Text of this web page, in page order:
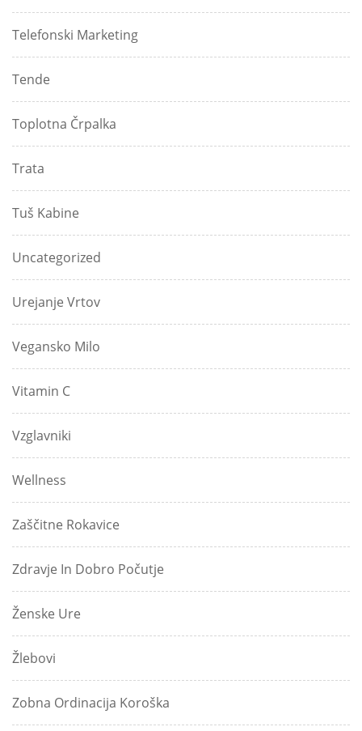
Telefonski Marketing
Tende
Toplotna Črpalka
Trata
Tuš Kabine
Uncategorized
Urejanje Vrtov
Vegansko Milo
Vitamin C
Vzglavniki
Wellness
Zaščitne Rokavice
Zdravje In Dobro Počutje
Ženske Ure
Žlebovi
Zobna Ordinacija Koroška